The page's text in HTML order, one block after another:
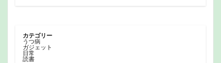
カテゴリー
うつ病
ガジェット
日常
読書